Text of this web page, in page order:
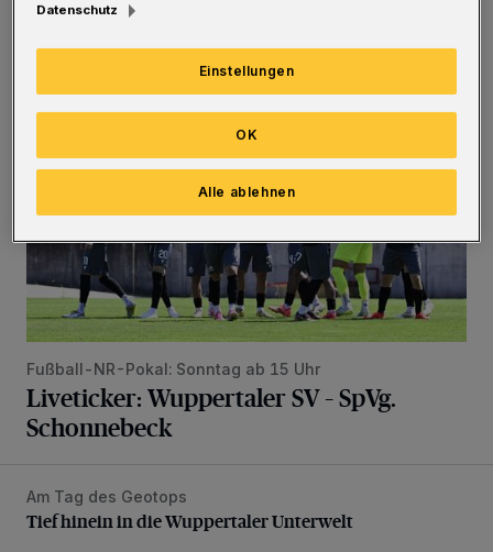
Meistgelesen
Liveticker: Wuppertaler SV – SpVg. Schonnebeck
Fußball-NR-Pokal: Sonntag ab 15 Uhr
Liveticker: Wuppertaler SV – SpVg.
Schonnebeck
Tief hinein in die Wuppertaler Unterwelt
Am Tag des Geotops
Tief hinein in die Wuppertaler Unterwelt
Datenschutz
Einstellungen
Alle ablehnen
OK